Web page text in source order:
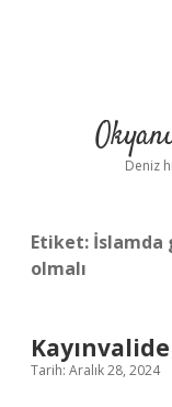
Deniz
Etiket: İslamda
olmalı
Tarih: Aralık 28, 2024